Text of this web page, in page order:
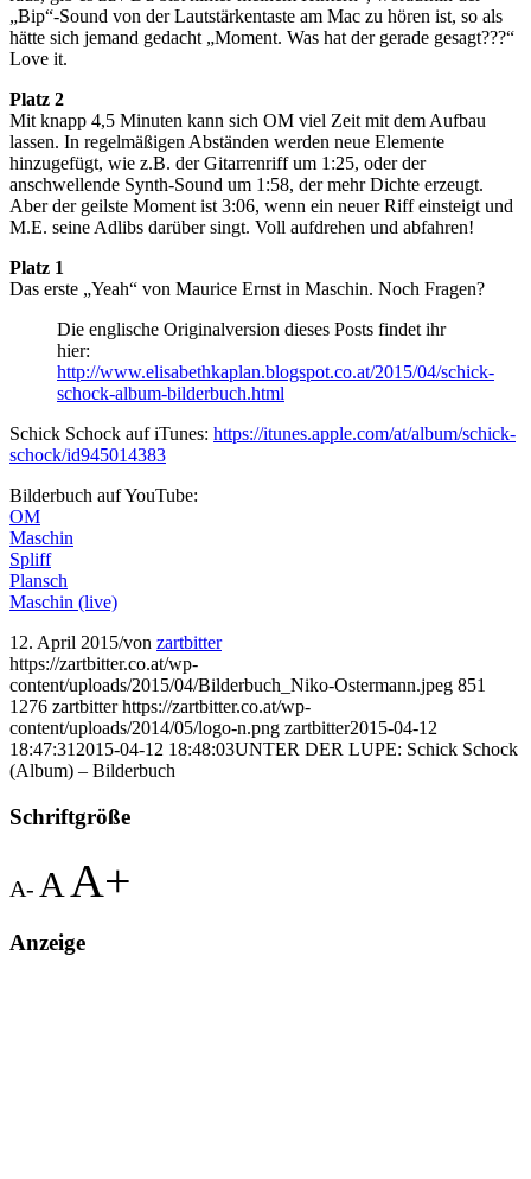
„Bip“-Sound von der Lautstärkentaste am Mac zu hören ist, so als
hätte sich jemand gedacht „Moment. Was hat der gerade gesagt???“
Love it.
Platz 2
Mit knapp 4,5 Minuten kann sich OM viel Zeit mit dem Aufbau
lassen. In regelmäßigen Abständen werden neue Elemente
hinzugefügt, wie z.B. der Gitarrenriff um 1:25, oder der
anschwellende Synth-Sound um 1:58, der mehr Dichte erzeugt.
Aber der geilste Moment ist 3:06, wenn ein neuer Riff einsteigt und
M.E. seine Adlibs darüber singt. Voll aufdrehen und abfahren!
Platz 1
Das erste „Yeah“ von Maurice Ernst in Maschin. Noch Fragen?
Die englische Originalversion dieses Posts findet ihr
hier:
http://www.elisabethkaplan.blogspot.co.at/2015/04/schick-
schock-album-bilderbuch.html
Schick Schock auf iTunes: https://itunes.apple.com/at/album/schick-
schock/id945014383
Bilderbuch auf YouTube:
OM
Maschin
Spliff
Plansch
Maschin (live)
12. April 2015/von zartbitter
https://zartbitter.co.at/wp-
content/uploads/2015/04/Bilderbuch_Niko-Ostermann.jpeg 851
1276 zartbitter https://zartbitter.co.at/wp-
content/uploads/2014/05/logo-n.png zartbitter2015-04-12
18:47:31 2015-04-12 18:48:03UNTER DER LUPE: Schick Schock
(Album) – Bilderbuch
Schriftgröße
A- A A+
Anzeige